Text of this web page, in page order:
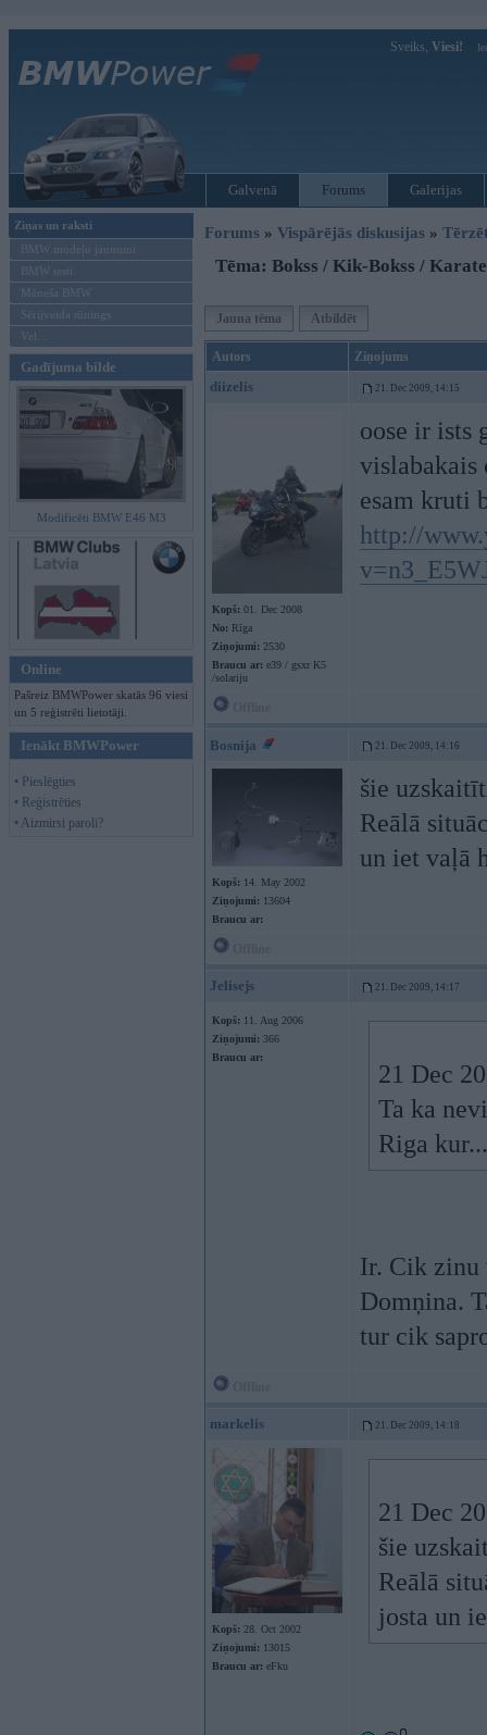
Sveiks, Viesi!
Galvenā Forums Galerijas
Ziņas un raksti
BMW modeļu jaunumi
BMW testi
Mēneša BMW
Sērijveida tūnings
Vel...
Gadījuma bilde
Modificēti BMW E46 M3
Online
Pašreiz BMWPower skatās 96 viesi
un 5 reģistrēti lietotāji.
Ienākt BMWPower
• Pieslēgties
• Reģistrēties
• Aizmirsi paroli?
Forums » Vispārējās diskusijas »
Tēma: Bokss / Kik-Bokss /
Jauna tēma Atbildēt
Autors Ziņojums
diizelis 21. Dec 2009, 14:15
Kopš: 01. Dec 2008
No: Rīga
Ziņojumi: 2530
Braucu ar: e39 / gsxr K5
/solariju
oose ir ists
vislabakais
esam kruti
http://
Bosnija 21. Dec 2009, 14:16
Kopš: 14. May 2002
Ziņojumi: 13604
Braucu ar:
šie
Reālā
un iet vaļā
Jelisejs 21. Dec 2009, 14:17
Kopš: 11. Aug 2006
Ziņojumi: 366
Braucu ar:
21 Dec
Ta ka
Riga
Ir. Cik zinu
Domņina.
tur cik
markelis 21. Dec 2009, 14:18
Kopš: 28. Oct 2002
Ziņojumi: 13015
Braucu ar: eFku
21 Dec
šie
Reālā
josta un